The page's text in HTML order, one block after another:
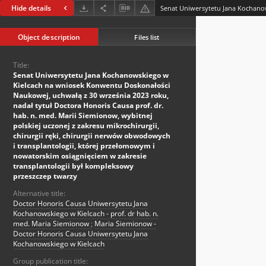
Hide details
Object description Files list
Title:
Senat Uniwersytetu Jana Kochanowskiego w
Kielcach na wniosek Konwentu Doskonałości
Naukowej, uchwałą z 30 września 2023 roku,
nadał tytuł Doctora Honoris Causa prof. dr.
hab. n. med. Marii Siemionow, wybitnej
polskiej uczonej z zakresu mikrochirurgii,
chirurgii ręki, chirurgii nerwów obwodowych
i transplantologii, której przełomowym i
nowatorskim osiągnięciem w zakresie
transplantologii był kompleksowy
przeszczep twarzy
Alternative title:
Doctor Honoris Causa Uniwersytetu Jana
Kochanowskiego w Kielcach - prof. dr hab. n.
med. Maria Siemionow ; Maria Siemionow -
Doctor Honoris Causa Uniwersytetu Jana
Kochanowskiego w Kielcach
Group publication title: